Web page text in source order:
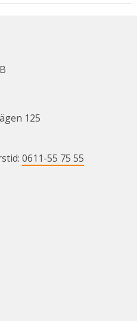
125
0611-55 75 55